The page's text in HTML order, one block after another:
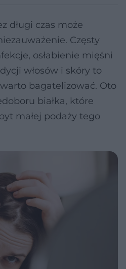
długi czas może
Częsty
osłabienie mięśni
włosów i skóry to
bagatelizować. Oto
białka, które
małej podaży tego